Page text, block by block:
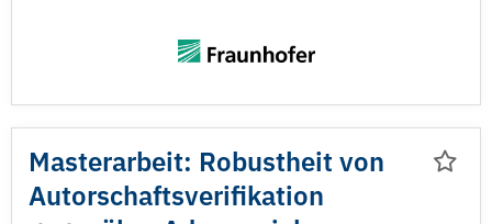
Masterarbeit: Robustheit von
Autorschaftsverifikation